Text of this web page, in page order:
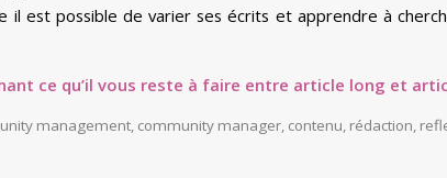
il est possible de varier ses écrits et apprendre à
ce qu’il vous reste à faire entre article long et
management, community manager, contenu, rédaction,